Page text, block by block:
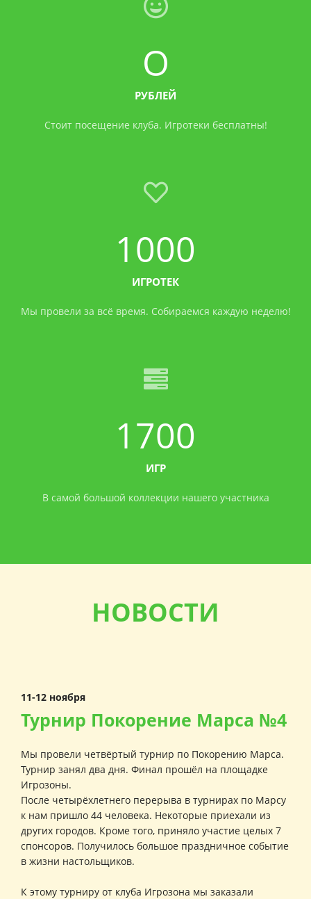
O
РУБЛЕЙ
Стоит посещение клуба. Игротеки бесплатны!
1000
ИГРОТЕК
Мы провели за всё время. Собираемся каждую неделю!
1700
ИГР
В самой большой коллекции нашего участника
НОВОСТИ
11-12 ноября
Турнир Покорение Марса №4
Мы провели четвёртый турнир по Покорению Марса.
Турнир занял два дня. Финал прошёл на площадке
Игрозоны.
После четырёхлетнего перерыва в турнирах по Марсу
к нам пришло 44 человека. Некоторые приехали из
других городов. Кроме того, приняло участие целых 7
спонсоров. Получилось большое праздничное событие
в жизни настольщиков.
К этому турниру от клуба Игрозона мы заказали